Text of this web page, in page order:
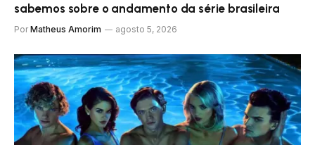
sabemos sobre o andamento da série brasileira
Por Matheus Amorim agosto 5, 2026